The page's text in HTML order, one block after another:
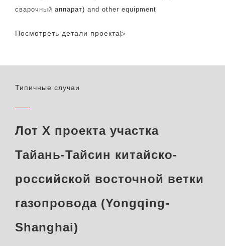
сварочный аппарат) and other equipment
Посмотреть детали проекта▷
Типичные случаи
Лот X проекта участка
Тайань-Тайсин китайско-
российской восточной ветки
газопровода (Yongqing-
Shanghai)